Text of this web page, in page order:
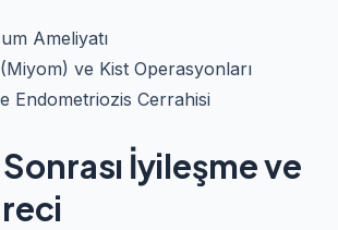
Ameliyatı
ve Kist Operasyonları
Endometriozis Cerrahisi
İyileşme ve